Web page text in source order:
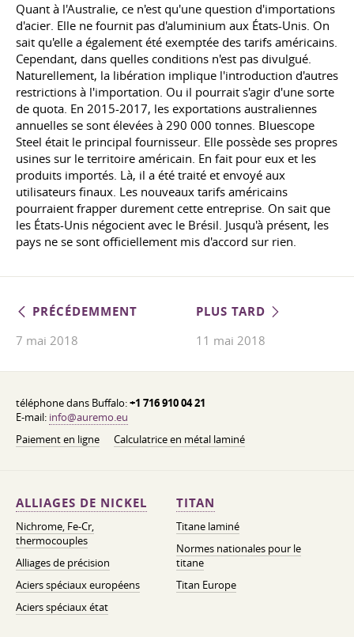
Quant à l'Australie, ce n'est qu'une question d'importations
d'acier. Elle ne fournit pas d'aluminium aux États-Unis. On
sait qu'elle a également été exemptée des tarifs américains.
Cependant, dans quelles conditions n'est pas divulgué.
Naturellement, la libération implique l'introduction d'autres
restrictions à l'importation. Ou il pourrait s'agir d'une sorte
de quota. En 2015-2017, les exportations australiennes
annuelles se sont élevées à 290 000 tonnes. Bluescope
Steel était le principal fournisseur. Elle possède ses propres
usines sur le territoire américain. En fait pour eux et les
produits importés. Là, il a été traité et envoyé aux
utilisateurs finaux. Les nouveaux tarifs américains
pourraient frapper durement cette entreprise. On sait que
les États-Unis négocient avec le Brésil. Jusqu'à présent, les
pays ne se sont officiellement mis d'accord sur rien.
PRÉCÉDEMMENT
7 mai 2018
PLUS TARD
11 mai 2018
téléphone dans Buffalo:+1 716 910 04 21
E-mail: info@auremo.eu
Paiement en ligne
Calculatrice en métal laminé
ALLIAGES DE NICKEL
Nichrome, Fe-Cr,
thermocouples
Alliages de précision
Aciers spéciaux européens
Aciers spéciaux état
TITAN
Titane laminé
Normes nationales pour le
titane
Titan Europe